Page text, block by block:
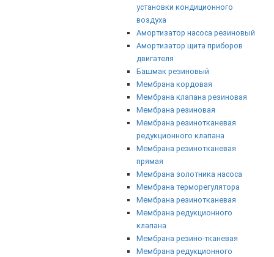
установки кондиционного
воздуха
Амортизатор насоса резиновый
Амортизатор щита приборов
двигателя
Башмак резиновый
Мембрана кордовая
Мембрана клапана резиновая
Мембрана резиновая
Мембрана резинотканевая
редукционного клапана
Мембрана резинотканевая
прямая
Мембрана золотника насоса
Мембрана терморегулятора
Мембрана резинотканевая
Мембрана редукционного
клапана
Мембрана резино-тканевая
Мембрана редукционного